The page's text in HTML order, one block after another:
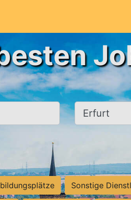
Ort, Stadt
Sonstige